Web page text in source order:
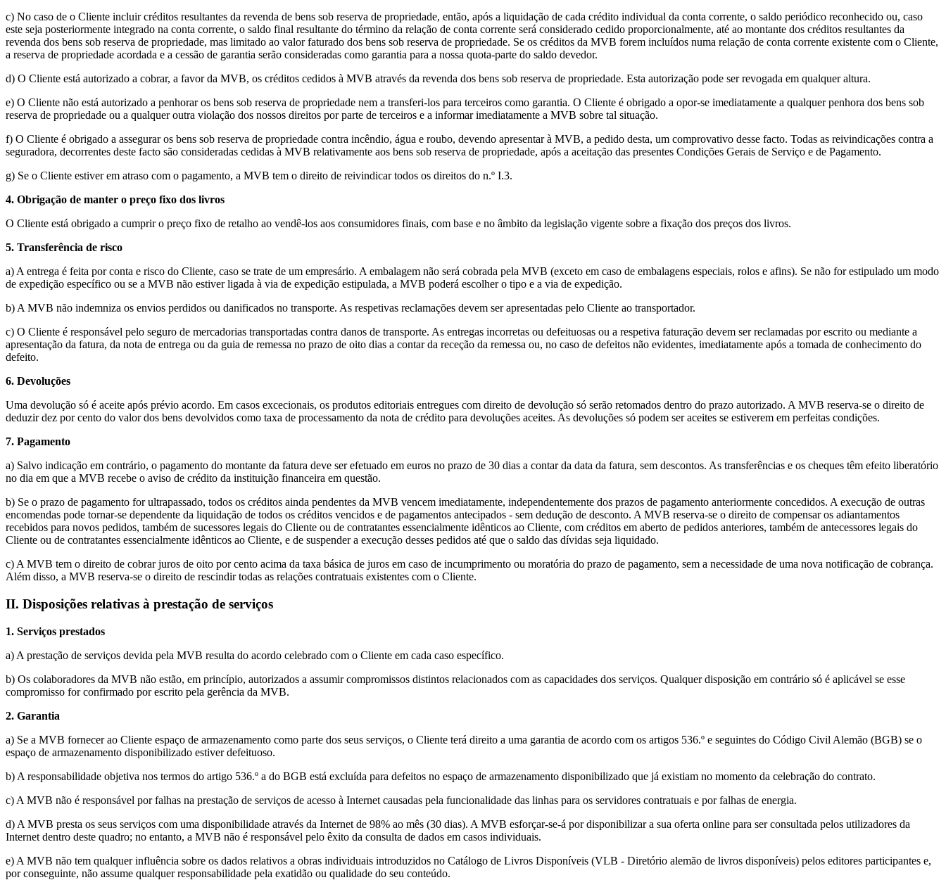
c) No caso de o Cliente incluir créditos resultantes da revenda de bens sob reserva de propriedade, então, após a liquidação de cada crédito individual da conta corrente, o saldo periódico reconhecido ou, caso
este seja posteriormente integrado na conta corrente, o saldo final resultante do término da relação de conta corrente será considerado cedido proporcionalmente, até ao montante dos créditos resultantes da
revenda dos bens sob reserva de propriedade, mas limitado ao valor faturado dos bens sob reserva de propriedade. Se os créditos da MVB forem incluídos numa relação de conta corrente existente com o Cliente,
a reserva de propriedade acordada e a cessão de garantia serão consideradas como garantia para a nossa quota-parte do saldo devedor.
d) O Cliente está autorizado a cobrar, a favor da MVB, os créditos cedidos à MVB através da revenda dos bens sob reserva de propriedade. Esta autorização pode ser revogada em qualquer altura.
e) O Cliente não está autorizado a penhorar os bens sob reserva de propriedade nem a transferi-los para terceiros como garantia. O Cliente é obrigado a opor-se imediatamente a qualquer penhora dos bens sob
reserva de propriedade ou a qualquer outra violação dos nossos direitos por parte de terceiros e a informar imediatamente a MVB sobre tal situação.
f) O Cliente é obrigado a assegurar os bens sob reserva de propriedade contra incêndio, água e roubo, devendo apresentar à MVB, a pedido desta, um comprovativo desse facto. Todas as reivindicações contra a
seguradora, decorrentes deste facto são consideradas cedidas à MVB relativamente aos bens sob reserva de propriedade, após a aceitação das presentes Condições Gerais de Serviço e de Pagamento.
g) Se o Cliente estiver em atraso com o pagamento, a MVB tem o direito de reivindicar todos os direitos do n.º I.3.
4. Obrigação de manter o preço fixo dos livros
O Cliente está obrigado a cumprir o preço fixo de retalho ao vendê-los aos consumidores finais, com base e no âmbito da legislação vigente sobre a fixação dos preços dos livros.
5. Transferência de risco
a) A entrega é feita por conta e risco do Cliente, caso se trate de um empresário. A embalagem não será cobrada pela MVB (exceto em caso de embalagens especiais, rolos e afins). Se não for estipulado um modo
de expedição específico ou se a MVB não estiver ligada à via de expedição estipulada, a MVB poderá escolher o tipo e a via de expedição.
b) A MVB não indemniza os envios perdidos ou danificados no transporte. As respetivas reclamações devem ser apresentadas pelo Cliente ao transportador.
c) O Cliente é responsável pelo seguro de mercadorias transportadas contra danos de transporte. As entregas incorretas ou defeituosas ou a respetiva faturação devem ser reclamadas por escrito ou mediante a
apresentação da fatura, da nota de entrega ou da guia de remessa no prazo de oito dias a contar da receção da remessa ou, no caso de defeitos não evidentes, imediatamente após a tomada de conhecimento do
defeito.
6. Devoluções
Uma devolução só é aceite após prévio acordo. Em casos excecionais, os produtos editoriais entregues com direito de devolução só serão retomados dentro do prazo autorizado. A MVB reserva-se o direito de
deduzir dez por cento do valor dos bens devolvidos como taxa de processamento da nota de crédito para devoluções aceites. As devoluções só podem ser aceites se estiverem em perfeitas condições.
7. Pagamento
a) Salvo indicação em contrário, o pagamento do montante da fatura deve ser efetuado em euros no prazo de 30 dias a contar da data da fatura, sem descontos. As transferências e os cheques têm efeito liberatório
no dia em que a MVB recebe o aviso de crédito da instituição financeira em questão.
b) Se o prazo de pagamento for ultrapassado, todos os créditos ainda pendentes da MVB vencem imediatamente, independentemente dos prazos de pagamento anteriormente concedidos. A execução de outras
encomendas pode tornar-se dependente da liquidação de todos os créditos vencidos e de pagamentos antecipados - sem dedução de desconto. A MVB reserva-se o direito de compensar os adiantamentos
recebidos para novos pedidos, também de sucessores legais do Cliente ou de contratantes essencialmente idênticos ao Cliente, com créditos em aberto de pedidos anteriores, também de antecessores legais do
Cliente ou de contratantes essencialmente idênticos ao Cliente, e de suspender a execução desses pedidos até que o saldo das dívidas seja liquidado.
c) A MVB tem o direito de cobrar juros de oito por cento acima da taxa básica de juros em caso de incumprimento ou moratória do prazo de pagamento, sem a necessidade de uma nova notificação de cobrança.
Além disso, a MVB reserva-se o direito de rescindir todas as relações contratuais existentes com o Cliente.
II. Disposições relativas à prestação de serviços
1. Serviços prestados
a) A prestação de serviços devida pela MVB resulta do acordo celebrado com o Cliente em cada caso específico.
b) Os colaboradores da MVB não estão, em princípio, autorizados a assumir compromissos distintos relacionados com as capacidades dos serviços. Qualquer disposição em contrário só é aplicável se esse
compromisso for confirmado por escrito pela gerência da MVB.
2. Garantia
a) Se a MVB fornecer ao Cliente espaço de armazenamento como parte dos seus serviços, o Cliente terá direito a uma garantia de acordo com os artigos 536.º e seguintes do Código Civil Alemão (BGB) se o
espaço de armazenamento disponibilizado estiver defeituoso.
b) A responsabilidade objetiva nos termos do artigo 536.º a do BGB está excluída para defeitos no espaço de armazenamento disponibilizado que já existiam no momento da celebração do contrato.
c) A MVB não é responsável por falhas na prestação de serviços de acesso à Internet causadas pela funcionalidade das linhas para os servidores contratuais e por falhas de energia.
d) A MVB presta os seus serviços com uma disponibilidade através da Internet de 98% ao mês (30 dias). A MVB esforçar-se-á por disponibilizar a sua oferta online para ser consultada pelos utilizadores da
Internet dentro deste quadro; no entanto, a MVB não é responsável pelo êxito da consulta de dados em casos individuais.
e) A MVB não tem qualquer influência sobre os dados relativos a obras individuais introduzidos no Catálogo de Livros Disponíveis (VLB - Diretório alemão de livros disponíveis) pelos editores participantes e,
por conseguinte, não assume qualquer responsabilidade pela exatidão ou qualidade do seu conteúdo.